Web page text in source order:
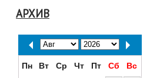
АРХИВ
Пн Вт Ср Чт Пт Сб
Вс